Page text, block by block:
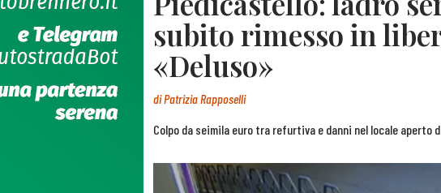
subito rimesso in
«Deluso»
diPatrizia Rapposelli
Colpo da seimila euro tra refurtiva e danni nel locale aperto